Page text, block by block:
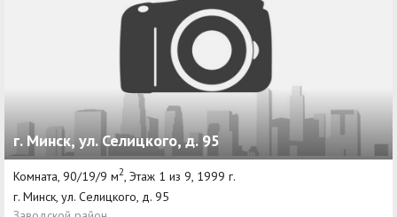
г. Минск, ул. Селицкого, д. 95
Комната, 90/19/9 м2 , Этаж 1 из 9, 1999 г.
г. Минск, ул. Селицкого, д. 95